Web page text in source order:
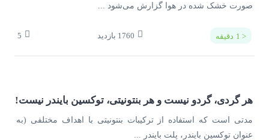
صورت خشک شده در هوا گزارش می‌­شود ...
< 1 دقیقه 1760 بازدید 5
هر گردی، گردو نیست و هر بنتونیتی، توکسین بایندر نیست!
مدتی است که استفاده از ترکیبات بنتونیتی با اهداف مختلفی (به
عنوان توکسین بایندر، پلت بایندر ...